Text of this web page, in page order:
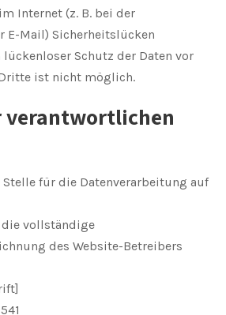
Internet (z. B. bei der
E-Mail) Sicherheitslücken
lückenloser Schutz der Daten vor
ist nicht möglich.
verantwortlichen
für die Datenverarbeitung auf
die vollständige
des Website-Betreibers